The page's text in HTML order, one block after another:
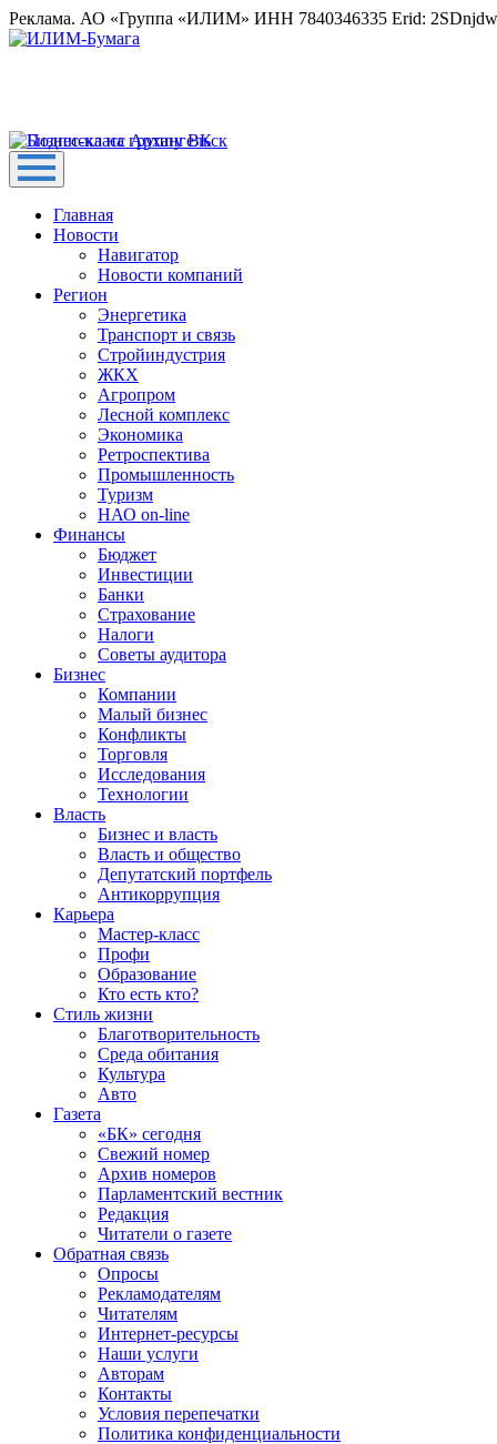
Реклама. АО «Группа «ИЛИМ» ИНН 7840346335 Erid:
Главная
Новости
Навигатор
Новости компаний
Регион
Энергетика
Транспорт и связь
Стройиндустрия
ЖКХ
Агропром
Лесной комплекс
Экономика
Ретроспектива
Промышленность
Туризм
НАО on-line
Финансы
Бюджет
Инвестиции
Банки
Страхование
Налоги
Советы аудитора
Бизнес
Компании
Малый бизнес
Конфликты
Торговля
Исследования
Технологии
Власть
Бизнес и власть
Власть и общество
Депутатский портфель
Антикоррупция
Карьера
Мастер-класс
Профи
Образование
Кто есть кто?
Стиль жизни
Благотворительность
Среда обитания
Культура
Авто
Газета
«БК» сегодня
Свежий номер
Архив номеров
Парламентский вестник
Редакция
Читатели о газете
Обратная связь
Опросы
Рекламодателям
Читателям
Интернет-ресурсы
Наши услуги
Авторам
Контакты
Условия перепечатки
Политика конфиденциальности